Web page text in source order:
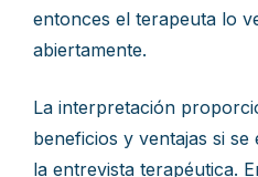
entonces el terapeuta lo
abiertamente.
La interpretación
beneficios y ventajas si se
la entrevista terapéutica.